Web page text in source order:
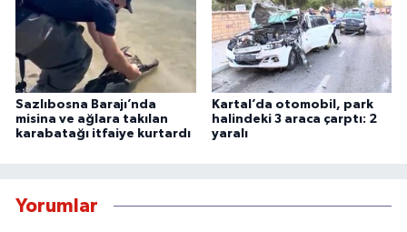
Sazlıbosna Barajı’nda
misina ve ağlara takılan
karabatağı itfaiye kurtardı
Kartal’da otomobil, park
halindeki 3 araca çarptı: 2
yaralı
Yorumlar